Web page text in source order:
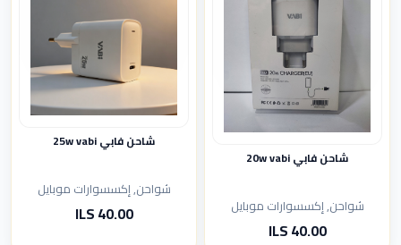
شاحن فابي 20w vabi
شواحن, إكسسوارات موبايل
40.00 ILS
شاحن فابي 25w vabi
شواحن, إكسسوارات موبايل
40.00 ILS